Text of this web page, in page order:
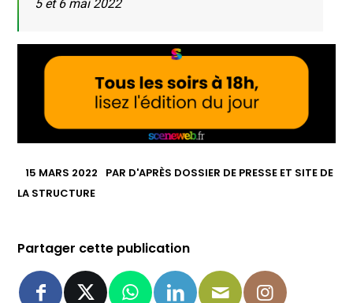
5 et 6 mai 2022
15 MARS 2022 PAR D'APRÈS DOSSIER DE PRESSE ET SITE DE
LA STRUCTURE
Partager cette publication